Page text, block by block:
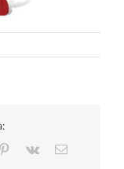
Pinterest
Vk
E-